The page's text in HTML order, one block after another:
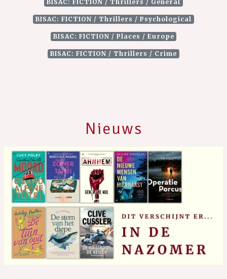
BISAC: FICTION / Thrillers / General
BISAC: FICTION / Thrillers / Psychological
BISAC: FICTION / Places / Europe
BISAC: FICTION / Thrillers / Crime
Nieuws